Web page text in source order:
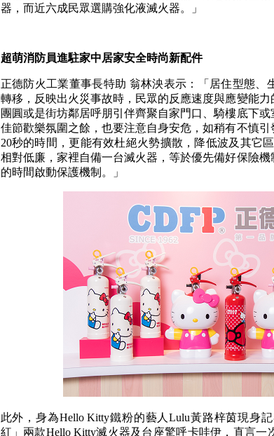
器，而近六成民眾選購強化液滅火器。」
超萌消防員進駐家中居家安全時尚新配件
正德防火工業董事長特助 翁林泱表示：「居住型態、
轉移，反映出火災事故時，民眾的反應速度與應變能
團圓或是街坊鄰居呼朋引伴齊聚自家門口、騎樓底下
佳節歡樂氛圍之餘，也要注意自身安危，如稍有不慎
20秒的時間，更能有效杜絕火勢擴散，降低波及其它
相對低廉，家裡自備一台滅火器，等於優先備好保險
的時間啟動保護機制。」
此外，身為Hello Kitty鐵粉的藝人Lulu黃路梓茵現身
紅」兩款Hello Kitty滅火器及台座驚呼卡哇伊，直言